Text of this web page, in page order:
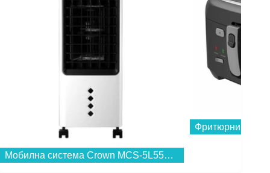
Мобилна система Crown MCS-5L55W...
Фритюрник